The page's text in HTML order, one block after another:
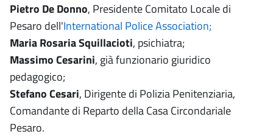
Pietro De Donno, Presidente Comitato Locale di
Pesaro dell'International Police Association;
Maria Rosaria Squillacioti, psichiatra;
Massimo Cesarini, già funzionario giuridico
pedagogico;
Stefano Cesari, Dirigente di Polizia Penitenziaria,
Comandante di Reparto della Casa Circondariale
Pesaro.